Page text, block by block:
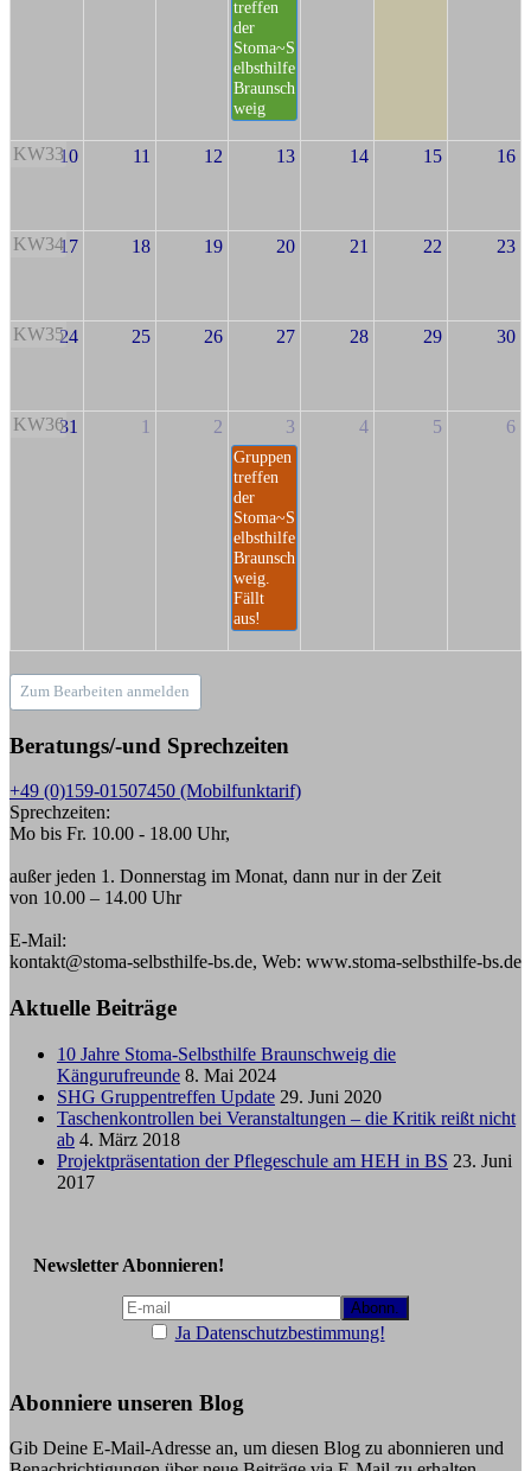
treffen
der
Stoma~S
elbsthilfe
Braunsch
weig
KW3310 11 12 13 14 15 16
KW3417 18 19 20 21 22 23
KW3524 25 26 27 28 29 30
KW3631 1 2 3
Gruppen
treffen
der
Stoma~S
elbsthilfe
Braunsch
weig.
Fällt
aus!
4 5 6
Zum Bearbeiten anmelden
Beratungs/-und Sprechzeiten
+49 (0)159-01507450 (Mobilfunktarif)
Sprechzeiten:
Mo bis Fr. 10.00 - 18.00 Uhr,
außer jeden 1. Donnerstag im Monat, dann nur in der Zeit
von 10.00 – 14.00 Uhr
E-Mail:
kontakt@stoma-selbsthilfe-bs.de, Web: www.stoma-selbsthilfe-bs.de
Aktuelle Beiträge
10 Jahre Stoma-Selbsthilfe Braunschweig die
Kängurufreunde 8. Mai 2024
SHG Gruppentreffen Update 29. Juni 2020
Taschenkontrollen bei Veranstaltungen – die Kritik reißt nicht
ab 4. März 2018
Projektpräsentation der Pflegeschule am HEH in BS 23. Juni
2017
Newsletter Abonnieren!
Ja Datenschutzbestimmung!
Abonniere unseren Blog
Gib Deine E-Mail-Adresse an, um diesen Blog zu abonnieren und